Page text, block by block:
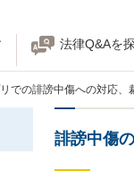
法律Q&Aを
での誹謗中傷への対応、
誹謗中傷